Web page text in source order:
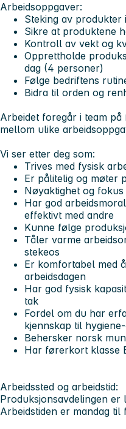
Arbeidsoppgaver:
Steking av produkter
Sikre at produktene
Kontroll av vekt og
Opprettholde
dag (4 personer)
Følge bedriftens
Bidra til orden og
Arbeidet foregår i team
mellom ulike
Vi ser etter deg som:
Trives med fysisk
Er pålitelig og møter
Nøyaktighet og
Har god
effektivt med andre
Kunne følge
Tåler varme
stekeos
Er komfortabel med
arbeidsdagen
Har god fysisk
tak
Fordel om du har
kjennskap til
Behersker norsk
Har førerkort klasse
Arbeidssted og arbeidstid:
Produksjonsavdelingen er
Arbeidstiden er mandag